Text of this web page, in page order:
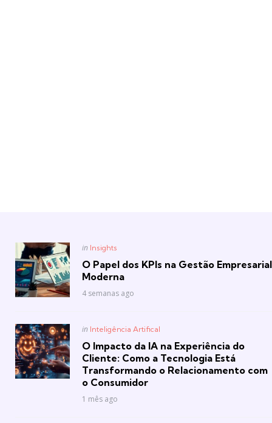
Posted
in Insights
O Papel dos KPIs na Gestão Empresarial
Moderna
4 semanas ago
Posted
in Inteligência Artifical
O Impacto da IA na Experiência do
Cliente: Como a Tecnologia Está
Transformando o Relacionamento com
o Consumidor
1 mês ago